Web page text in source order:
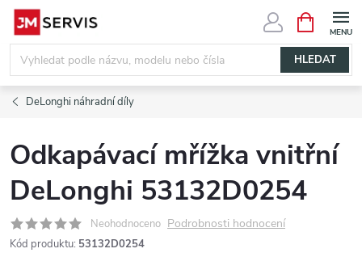
Přejít
obsah
HLEDAT
NÁKUPNÍ
KOŠÍK
DeLonghi náhradní díly
Odkapávací mřížka vnitřní
DeLonghi 53132D0254
Neohodnoceno Podrobnosti hodnocení
Kód produktu: 53132D0254